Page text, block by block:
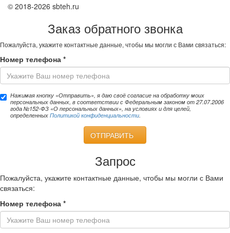
© 2018-2026 sbteh.ru
Заказ обратного звонка
Пожалуйста, укажите контактные данные, чтобы мы могли с Вами связаться:
Номер телефона *
Нажимая кнопку «Отправить», я даю своё согласие на обработку моих
персональных данных, в соответствии с Федеральным законом от 27.07.2006
года №152-ФЗ «О персональных данных», на условиях и для целей,
определенных Политикой конфиденциальности
ОТПРАВИТЬ
Запрос
Пожалуйста, укажите контактные данные, чтобы мы могли с Вами
связаться:
Номер телефона *